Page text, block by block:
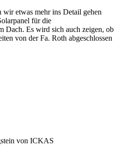
wir etwas mehr ins Detail gehen
für die
Dach. Es wird sich auch zeigen, ob
von der Fa. Roth abgeschlossen
von ICKAS